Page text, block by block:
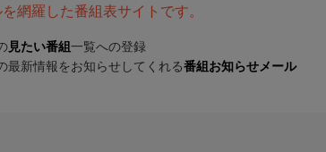
網羅した番組表サイトです。
見たい番組 一覧への登録
最新情報をお知らせしてくれる番組お知らせメール